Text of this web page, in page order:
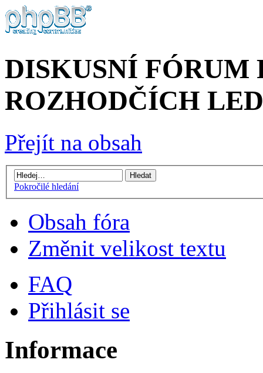
DISKUSNÍ FÓRUM
ROZHODČÍCH
Přejít na obsah
Pokročilé hledání
Obsah fóra
Změnit velikost textu
FAQ
Přihlásit se
Informace